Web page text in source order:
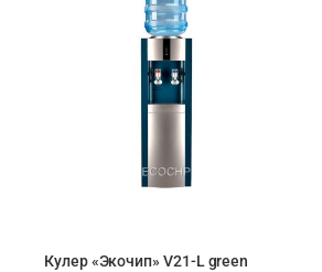
Кулер «Экочип» V21-L green